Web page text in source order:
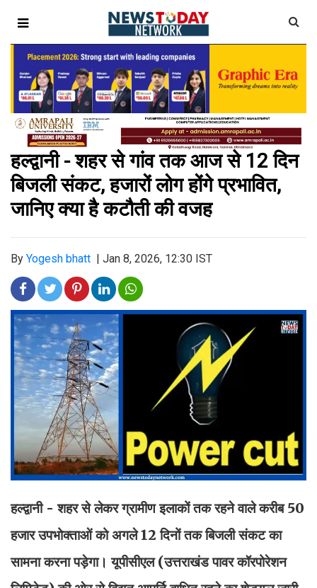
हल्द्वानी - शहर से गांव तक आज से 12 दिन
बिजली संकट, हजारों लोग होंगे प्रभावित,
जानिए क्या है कटौती की वजह
By Yogesh bhatt Jan 8, 2026, 12:30 IST
हल्द्वानी - शहर से लेकर ग्रामीण इलाकों तक रहने वाले करीब 50
हजार उपभोक्ताओं को अगले 12 दिनों तक बिजली संकट का
सामना करना पड़ेगा। यूपीसीएल (उत्तराखंड पावर कॉरपोरेशन